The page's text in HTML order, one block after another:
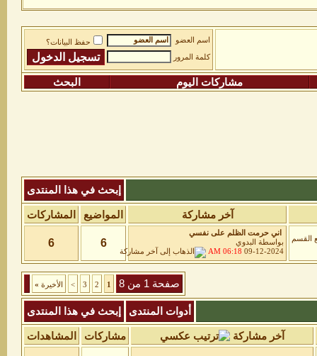
اسم العضو
حفظ البيانات؟
كلمة المرور
مشاركات اليوم البحث
إبحث في هذا المنتدى
آخر مشاركة المواضيع المشاركات
اني حرمت الظلم على نفسي
بواسطة
البدوي
09-12-2024
06:18 AM
6
6
صفحة 1 من 8 1
2
3
> الأخيرة »
أدوات المنتدى إبحث في هذا المنتدى
آخر مشاركة مشاركات المشاهدات